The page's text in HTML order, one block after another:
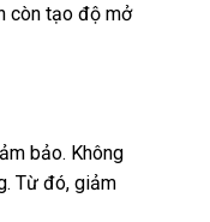
còn tạo độ mở
bảo. Không
Từ đó, giảm